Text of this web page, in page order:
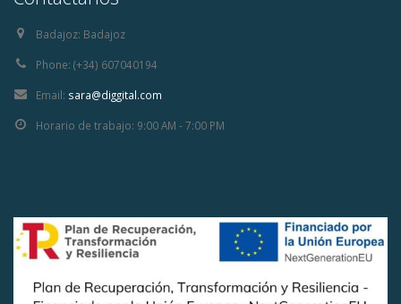
Badajoz: Badajoz
Phone: (+34) 607040194
Email: sara@diggital.com
Horario de trabajo: 9:00 AM - 7:00 PM